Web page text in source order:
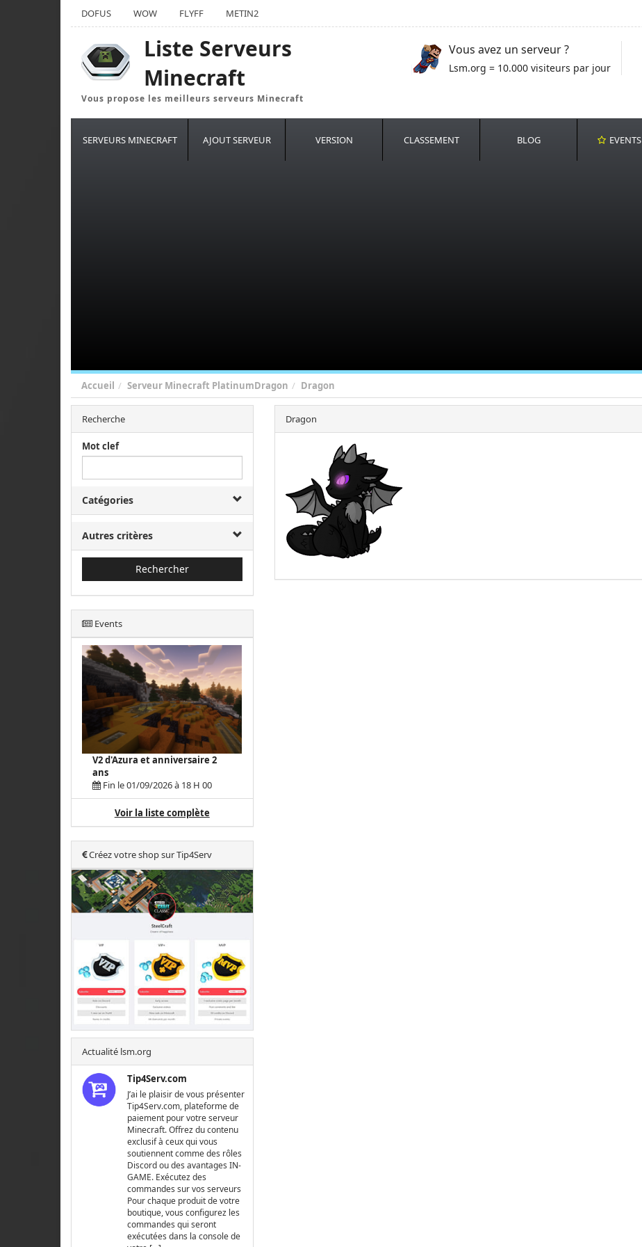
DOFUS WOW FLYFF METIN2
Liste Serveurs
Minecraft
Vous propose les meilleurs serveurs Minecraft
Vous avez un serveur ?
Lsm.org = 10.000 visiteurs par jour
SERVEURS MINECRAFT AJOUT SERVEUR VERSION CLASSEMENT BLOG EVENTS
Accueil Serveur Minecraft PlatinumDragon Dragon
Recherche
Mot clef
Catégories
Autres critères
Rechercher
Events
V2 d'Azura et anniversaire 2
ans
Fin le 01/09/2026 à 18 H 00
Voir la liste complète
Créez votre shop sur Tip4Serv
Actualité lsm.org
Tip4Serv.com
J’ai le plaisir de vous présenter
Tip4Serv.com, plateforme de
paiement pour votre serveur
Minecraft. Offrez du contenu
exclusif à ceux qui vous
soutiennent comme des rôles
Discord ou des avantages IN-
GAME. Exécutez des
commandes sur vos serveurs
Pour chaque produit de votre
boutique, vous configurez les
commandes qui seront
exécutées dans la console de
Dragon